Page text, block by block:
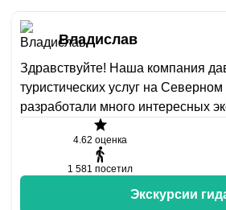
Владислав
Здравствуйте! Наша компания
туристических услуг на
разработали много интересных
4.62 оценка
1 581 посетил
Экскурсии